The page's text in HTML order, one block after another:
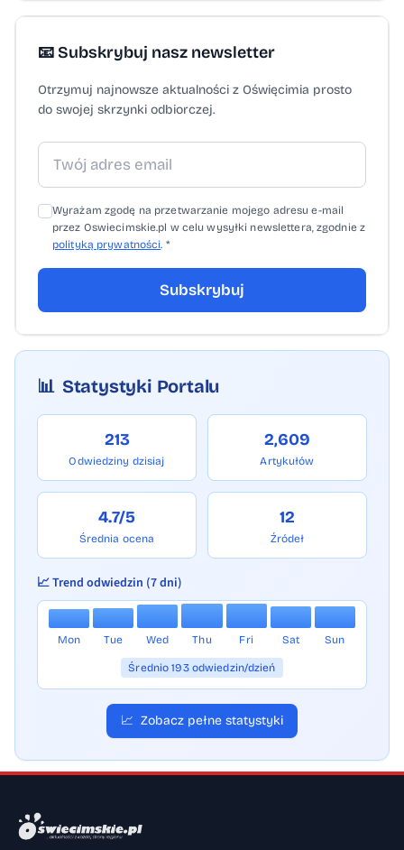
📧 Subskrybuj nasz newsletter
Otrzymuj najnowsze aktualności z Oświęcimia prosto
do swojej skrzynki odbiorczej.
Wyrażam zgodę na przetwarzanie mojego adresu e-mail
przez Oswiecimskie.pl w celu wysyłki newslettera, zgodnie z
polityką prywatności. *
Subskrybuj
📊 Statystyki Portalu
213
Odwiedziny dzisiaj
2,609
Artykułów
4.7/5
Średnia ocena
12
Źródeł
📈 Trend odwiedzin (7 dni)
Mon Tue Wed Thu Fri Sat Sun
Średnio 193 odwiedzin/dzień
📈 Zobacz pełne statystyki